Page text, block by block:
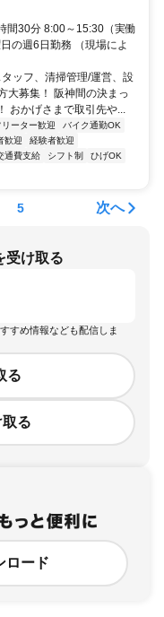
間30分 8:00～15:30（実働
の週6日勤務 （現場によ
ッフ、清掃管理/運営、設
大募集！ 阪神間の決まっ
おかげさまで取引先や...
リーター歓迎
バイク通勤OK
歓迎
経験者歓迎
通費支給 シフト制
ひげOK
5 次へ
受け取る
すめ情報なども配信しま
る
る
ロード